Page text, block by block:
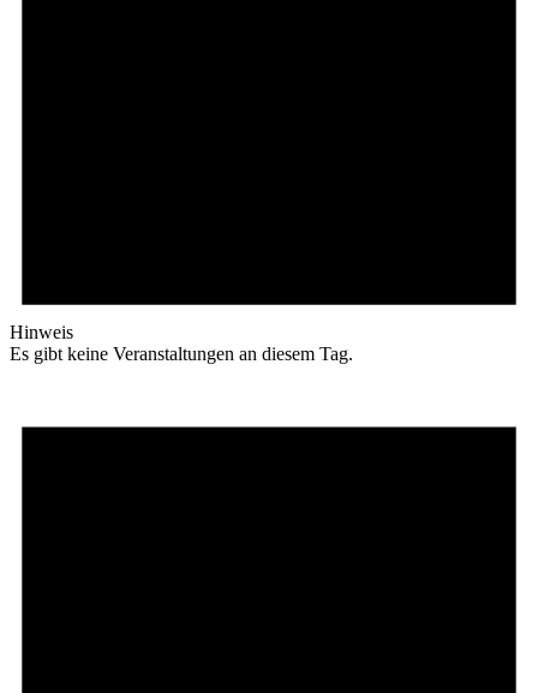
Hinweis
Es gibt keine Veranstaltungen an diesem Tag.